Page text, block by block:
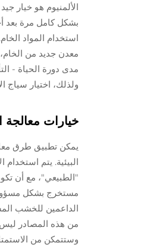
الألمنيوم هو خيار
بشكل كامل مرة بعد
استخدام المواد
معدن جديد من الخام،
مدى دورة الحياة -
ولذلك، اختيار سياج
خيارات معالجة
يمكن تطبيق طرق
البيئية. يتم
"الطبيعي"، مع أن
مستخرج بشكل
الداعمين للخشب
من هذه المصادر ليس
وستتمكن من